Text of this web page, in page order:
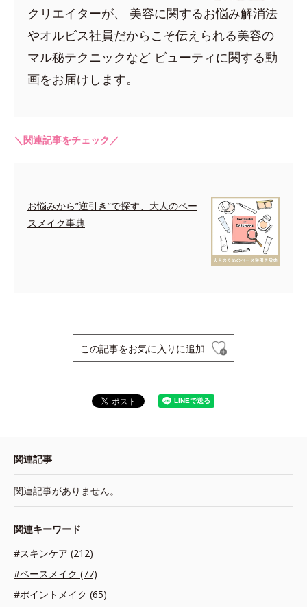
クリエイターが、 美容に関するお悩み解消法
やオルビス社員だからこそ伝えられる美容の
マル秘テクニックなど ビューティに関する動
画をお届けします。
＼関連記事をチェック／
お悩みから”逆引き”で探す、大人のベー
スメイク事典
この記事をお気に入りに追加
関連記事
関連記事がありません。
関連キーワード
#スキンケア (212)
#ベースメイク (77)
#ポイントメイク (65)